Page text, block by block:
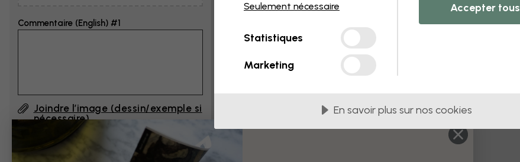
Commentaire (English) #1
Joindre l’image (dessin/exemple si
nécessaire)
Seulement nécessaire
Statistiques
Marketing
Accepter tous
En savoir plus sur nos cookies